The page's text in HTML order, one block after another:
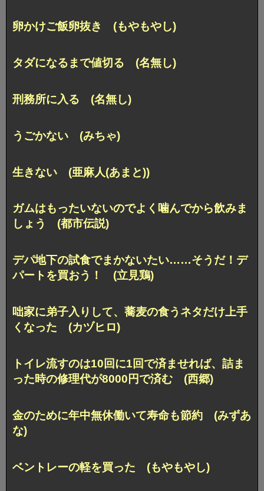
卵かけご飯卵抜き (もやもやし)
タダになるまで値切る (名無し)
刑務所に入る (名無し)
うごかない (みちゃ)
生きない (亜麻人(あまと))
ガムはもったいないのでよく噛んでから飲みま
しょう (都市伝説)
デパ地下の試食でまかないたい……そうだ！デ
パートを買おう！ (立見鶏)
咄家に弟子入りして、 蕎麦の食うネタだけ上手
くなった (カヅヒロ)
トイレ流すのは10回に1回で済ませれば、 詰ま
った時の修理代が8000円で済む (西郷)
金のために年中無休働いて寿命も節約 (みずあ
な)
ベントレーの軽を買った (もやもやし)